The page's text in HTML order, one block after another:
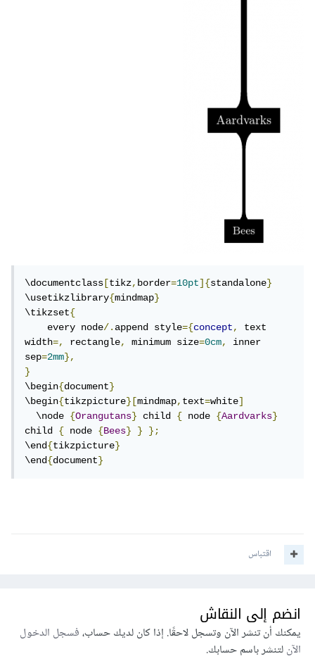
\documentclass [tikz,border=10pt]{standalone}
\usetikzlibrary{mindmap}
\tikzset{
    every node
/.append style={concept,
text
width=, rectangle, minimum size=0cm,
inner
sep=2mm},
}
\begin{document}
\begin{tikzpicture}[mindmap,text=white]
  \node
{Orangutans} child { node {Aardvarks}
child { node {Bees} }
};
\end{tikzpicture}
\end{document}
اقتباس
انضم إلى النقاش
يمكنك أن تنشر الآن وتسجل لاحقًا. إذا كان لديك حساب،فسجل الدخول
الآنلتنشر باسم حسابك.